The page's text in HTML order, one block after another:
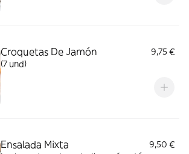
Croquetas De Jamón
9,75 €
(7 und)
Ensalada Mixta
9,50 €